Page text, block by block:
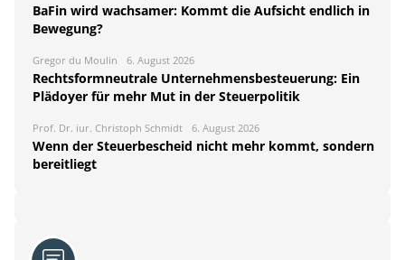
BaFin wird wachsamer: Kommt die Aufsicht endlich in
Bewegung?
Gregor du Moulin 6. August 2026
Rechtsformneutrale Unternehmensbesteuerung: Ein
Plädoyer für mehr Mut in der Steuerpolitik
Prof. Dr. iur. Christoph Schmidt 6. August 2026
Wenn der Steuerbescheid nicht mehr kommt, sondern
bereitliegt